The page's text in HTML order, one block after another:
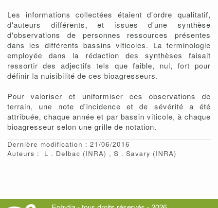
Les informations collectées étaient d'ordre qualitatif,
d'auteurs différents, et issues d'une synthèse
d'observations de personnes ressources présentes
dans les différents bassins viticoles. La terminologie
employée dans la rédaction des synthèses faisait
ressortir des adjectifs tels que faible, nul, fort pour
définir la nuisibilité de ces bioagresseurs.
Pour valoriser et uniformiser ces observations de
terrain, une note d'incidence et de sévérité a été
attribuée, chaque année et par bassin viticole, à chaque
bioagresseur selon une grille de notation.
Dernière modification : 21/06/2016
Auteurs :
L Delbac (INRA) S Savary (INRA)